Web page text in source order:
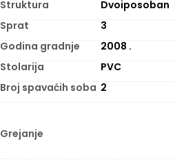
Struktura Dvoiposoban
Sprat
3
Godina gradnje
2008 .
Stolarija
PVC
Broj spavaćih soba 2
Grejanje